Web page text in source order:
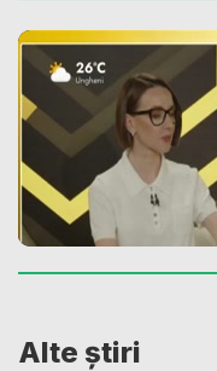
Alte știri